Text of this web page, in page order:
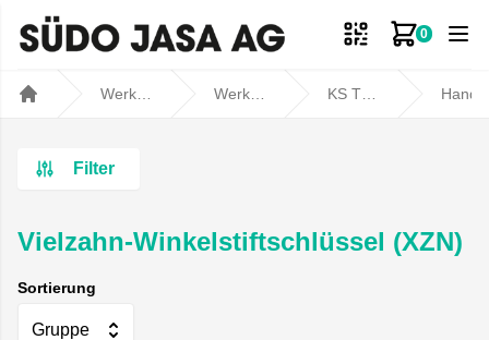
0
Zum
Filter
Vielzahn-Winkelstiftschlüssel (XZN)
Sortierung
Gruppe